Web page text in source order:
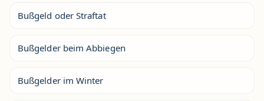
Bußgeld oder Straftat
Bußgelder beim Abbiegen
Bußgelder im Winter